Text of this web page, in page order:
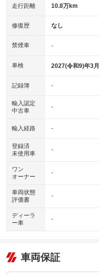
走行距離 10.8万km
修復歴 なし
禁煙車 -
車検 2027(令和9)年3月
記録簿 -
輸入認定
中古車
-
輸入経路 -
登録済
未使用車
-
ワン
オーナー
-
車両状態
評価書
-
ディーラ
ー車
-
車両保証